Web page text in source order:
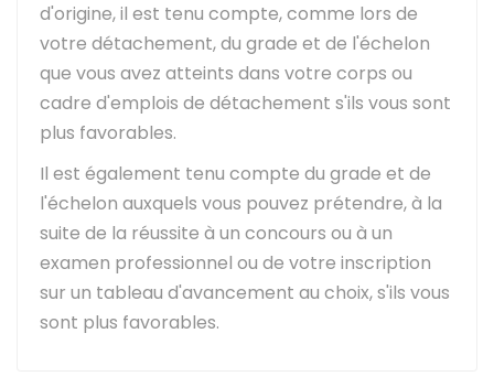
d'origine, il est tenu compte, comme lors de
votre détachement, du grade et de l'échelon
que vous avez atteints dans votre corps ou
cadre d'emplois de détachement s'ils vous sont
plus favorables.
Il est également tenu compte du grade et de
l'échelon auxquels vous pouvez prétendre, à la
suite de la réussite à un concours ou à un
examen professionnel ou de votre inscription
sur un tableau d'avancement au choix, s'ils vous
sont plus favorables.